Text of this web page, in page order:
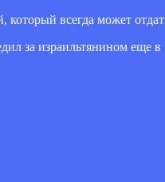
который всегда может
за израильтянином еще